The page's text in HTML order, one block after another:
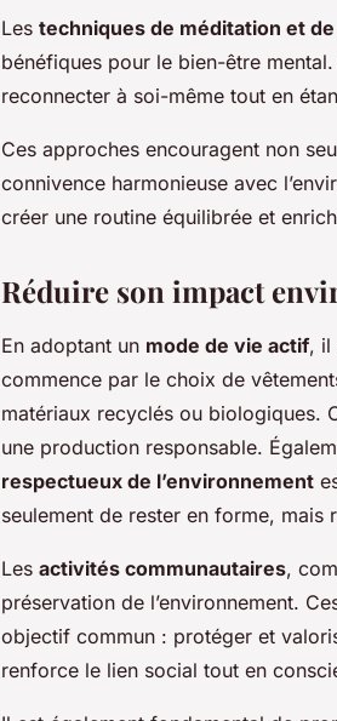
Les techniques de méditation et
bénéfiques pour le bien-être
reconnecter à soi-même tout en
Ces approches encouragent non
connivence harmonieuse avec
créer une routine équilibrée et
Réduire son impact
En adoptant un mode de vie actif, il
commence par le choix de
matériaux recyclés ou biologiques.
une production responsable.
respectueux de l’environnement
seulement de rester en forme, mais
Les activités communautaires,
préservation de l’environnement.
objectif commun : protéger et
renforce le lien social tout en